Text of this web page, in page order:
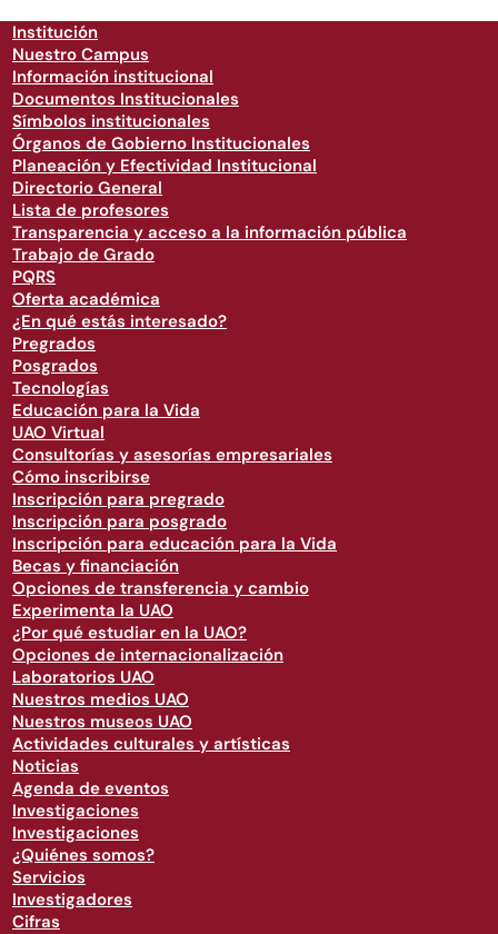
Institución
Nuestro Campus
Información institucional
Documentos Institucionales
Símbolos institucionales
Órganos de Gobierno Institucionales
Planeación y Efectividad Institucional
Directorio General
Lista de profesores
Transparencia y acceso a la información pública
Trabajo de Grado
PQRS
Oferta académica
¿En qué estás interesado?
Pregrados
Posgrados
Tecnologías
Educación para la Vida
UAO Virtual
Consultorías y asesorías empresariales
Cómo inscribirse
Inscripción para pregrado
Inscripción para posgrado
Inscripción para educación para la Vida
Becas y financiación
Opciones de transferencia y cambio
Experimenta la UAO
¿Por qué estudiar en la UAO?
Opciones de internacionalización
Laboratorios UAO
Nuestros medios UAO
Nuestros museos UAO
Actividades culturales y artísticas
Noticias
Agenda de eventos
Investigaciones
Investigaciones
¿Quiénes somos?
Servicios
Investigadores
Cifras